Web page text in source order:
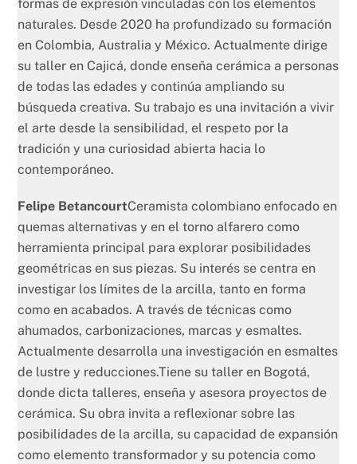
formas de expresión vinculadas con los elementos
naturales. Desde 2020 ha profundizado su formación
en Colombia, Australia y México. Actualmente dirige
su taller en Cajicá, donde enseña cerámica a personas
de todas las edades y continúa ampliando su
búsqueda creativa. Su trabajo es una invitación a vivir
el arte desde la sensibilidad, el respeto por la
tradición y una curiosidad abierta hacia lo
contemporáneo.
Felipe BetancourtCeramista colombiano enfocado en
quemas alternativas y en el torno alfarero como
herramienta principal para explorar posibilidades
geométricas en sus piezas. Su interés se centra en
investigar los límites de la arcilla, tanto en forma
como en acabados. A través de técnicas como
ahumados, carbonizaciones, marcas y esmaltes.
Actualmente desarrolla una investigación en esmaltes
de lustre y reducciones.Tiene su taller en Bogotá,
donde dicta talleres, enseña y asesora proyectos de
cerámica. Su obra invita a reflexionar sobre las
posibilidades de la arcilla, su capacidad de expansión
como elemento transformador y su potencia como